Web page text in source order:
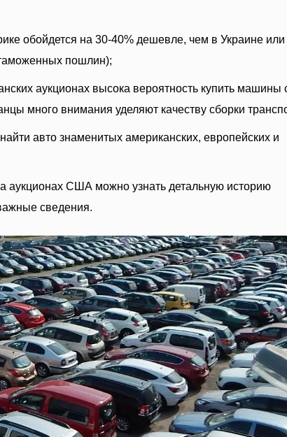
обойдется на 30-40% дешевле, чем в Украине или
пошлин);
аукционах высока вероятность купить машины
много внимания уделяют качеству сборки
авто знаменитых американских, европейских и
аукционах США можно узнать детальную историю
сведения.